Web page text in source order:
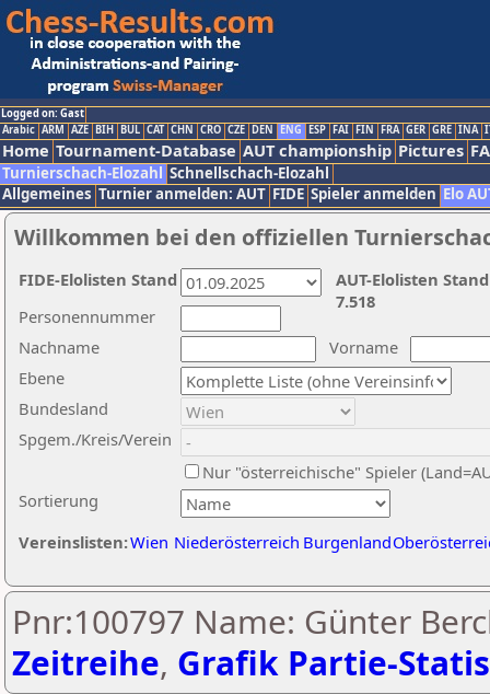
Logged on: Gast
Arabic ARM AZE BIH BUL CAT CHN CRO CZE DEN ENG ESP FAI FIN FRA GER GRE INA
Home Tournament-Database AUT championship Pictures
Turnierschach-Elozahl Schnellschach-Elozahl
Allgemeines Turnier anmelden: AUT FIDE Spieler anmelden Elo
Willkommen bei den offiziellen
Nachname
Vorname
Ebene
Sortierung
Personennummer
Bundesland
Spgem./Kreis/Verein
Nur "österreichische" Spieler
Vereinslisten:Wien Niederösterreich Burgenland
AUT-Elolisten
7.518
FIDE-Elolisten Stand
Pnr:100797 Name: Günter
Zeitreihe, Grafik Partie-